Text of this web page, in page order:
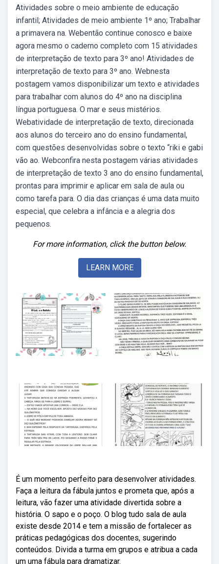
Atividades sobre o meio ambiente de educação
infantil; Atividades de meio ambiente 1º ano; Trabalhar
a primavera na. Webentão continue conosco e baixe
agora mesmo o caderno completo com 15 atividades
de interpretação de texto para 3º ano! Atividades de
interpretação de texto para 3º ano. Webnesta
postagem vamos disponibilizar um texto e atividades
para trabalhar com alunos do 4º ano na disciplina
língua portuguesa. O mar e seus mistérios.
Webatividade de interpretação de texto, direcionada
aos alunos do terceiro ano do ensino fundamental,
com questões desenvolvidas sobre o texto “riki e gabi
vão ao. Webconfira nesta postagem várias atividades
de interpretação de texto 3 ano do ensino fundamental,
prontas para imprimir e aplicar em sala de aula ou
como tarefa para. O dia das crianças é uma data muito
especial, que celebra a infância e a alegria dos
pequenos.
For more information, click the button below.
LEARN MORE
É um momento perfeito para desenvolver atividades.
Faça a leitura da fábula juntos e prometa que, após a
leitura, vão fazer uma atividade divertida sobre a
história. O sapo e o poço. O blog tudo sala de aula
existe desde 2014 e tem a missão de fortalecer as
práticas pedagógicas dos docentes, sugerindo
conteúdos. Divida a turma em grupos e atribua a cada
um uma fábula para dramatizar.